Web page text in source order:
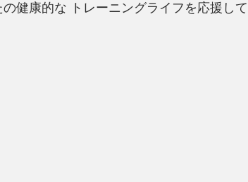
健康的な トレーニングライフを応援して